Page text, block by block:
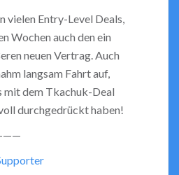
vielen Entry-Level Deals,
Wochen auch den ein
neuen Vertrag. Auch
langsam Fahrt auf,
mit dem Tkachuk-Deal
durchgedrückt haben!